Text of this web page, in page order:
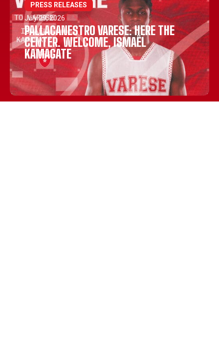
PRESS RELEASES
July 29, 2026
PALLACANESTRO VARESE: HERE THE
CENTER. WELCOME, ISMAËL
KAMAGATE